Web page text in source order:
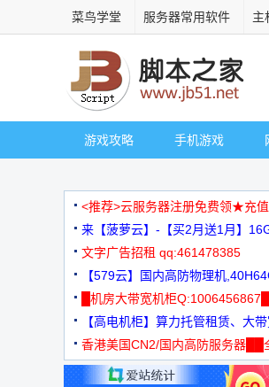
菜鸟学堂 服务器常用软件 主
游戏攻略 手机游戏
<推荐>云服务器注册免费领★充
来【菠萝云】-【买2月送1月】
文字广告招租 qq:461478385
【579云】国内高防物理机
元
█机房大带宽机柜Q:1006456867█
【高电机柜】算力托管租赁、大
机
香港美国CN2/国内高防服务器██